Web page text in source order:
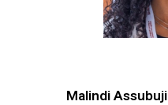
Malindi Assubuji